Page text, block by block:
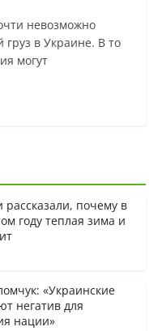
невозможно
груз в Украине. В то
могут
рассказали, почему в
году теплая зима и
«Украинские
негатив для
нации»